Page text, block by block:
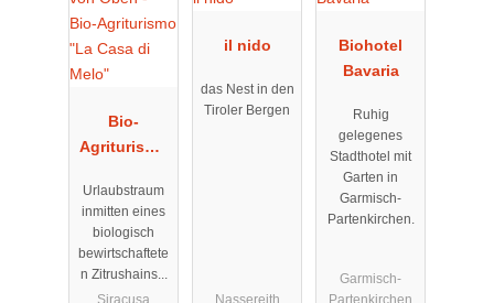
Bio-
Agriturismo
Melo"
Urlaubstraum
inmitten eines
biologisch
bewirtschaftete
n Zitrushains...
Siracusa
il nido
das Nest in den
Tiroler Bergen
Nassereith
Biohotel
Bavaria
Ruhig
gelegenes
Stadthotel mit
Garten in
Garmisch-
Partenkirchen.
Garmisch-
Partenkirchen